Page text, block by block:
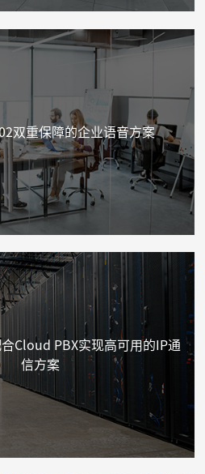
双重保障的企业语音方案
Cloud PBX实现高可用的IP通
信方案